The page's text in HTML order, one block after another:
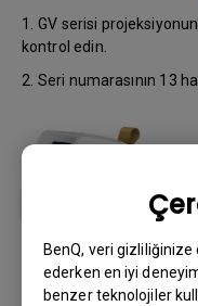
BenQ, veri
ederken en iyi
benzer teknolojiler
1. GV serisi
kontrol edin.
2. Seri numarasının 13